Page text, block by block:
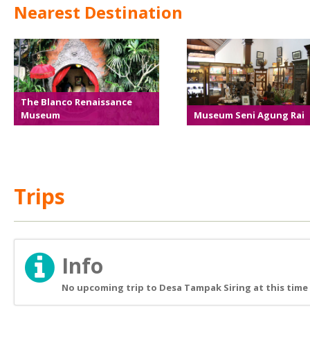
Nearest Destination
The Blanco Renaissance
Museum
Museum Seni Agung Rai
Trips
Info
No upcoming trip to Desa Tampak Siring at this time